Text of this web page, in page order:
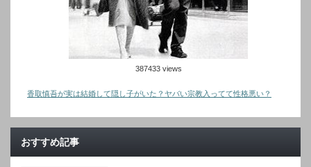
387433 views
香取慎吾が実は結婚して隠し子がいた？ヤバい宗教入ってて性格悪い？
おすすめ記事